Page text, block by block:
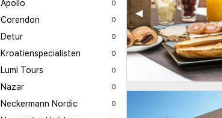
Apollo 0
Corendon 0
Detur 0
Kroatienspecialisten 0
Lumi Tours 0
Nazar 0
Neckermann Nordic 0
◀︎